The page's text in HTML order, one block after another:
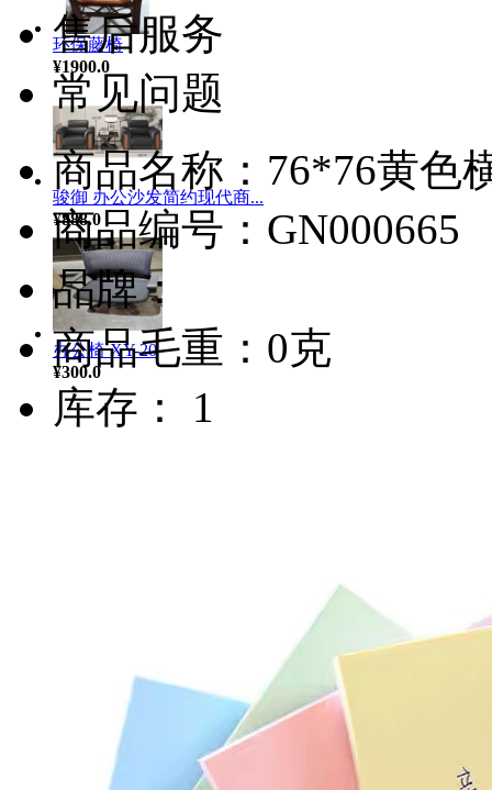
环保藤椅
¥1900.0
骏御 办公沙发简约现代商...
¥888.0
办公椅 XY-20
¥300.0
售后服务
常见问题
商品名称：76*76黄色
商品编号：GN000665
品牌：
商品毛重：0克
库存： 1